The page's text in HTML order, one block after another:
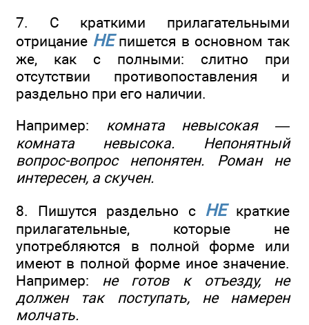
7. С краткими прилагательными
отрицание НЕпишется в основном так
же, как с полными: слитно при
отсутствии противопоставления и
раздельно при его наличии.
Например: комната невысокая —
комната невысока. Непонятный
вопрос-вопрос непонятен. Роман не
интересен, а скучен.
8. Пишутся раздельно с НЕкраткие
прилагательные, которые не
употребляются в полной форме или
имеют в полной форме иное значение.
Например: не готов к отъезду, не
должен так поступать, не намерен
молчать.